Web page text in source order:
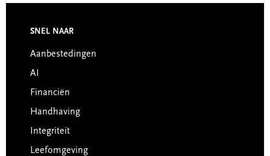
Footer
SNEL NAAR
Aanbestedingen
AI
Financiën
Handhaving
Integriteit
Leefomgeving